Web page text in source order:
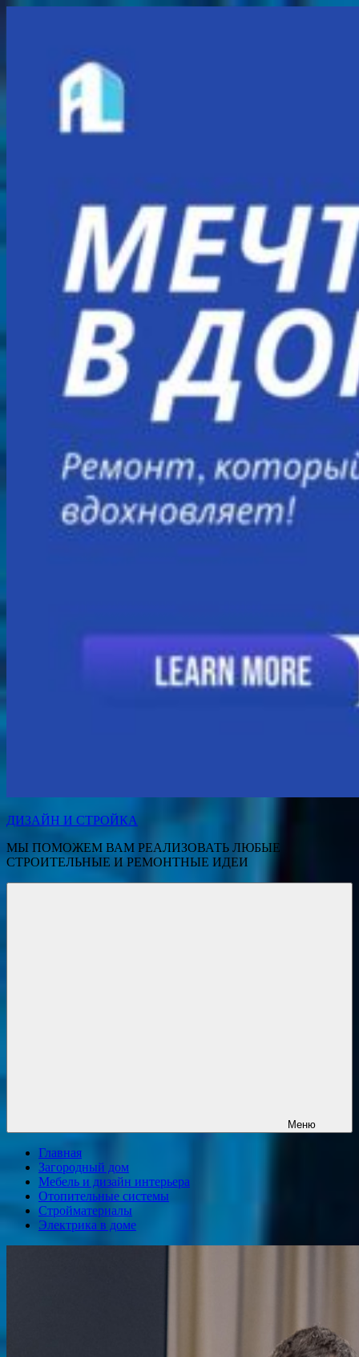
ДИЗАЙН И СТРОЙКА
МЫ ПОМОЖЕМ ВАМ РЕАЛИЗОВАТЬ ЛЮБЫЕ
СТРОИТЕЛЬНЫЕ И РЕМОНТНЫЕ ИДЕИ
Меню
Главная
Загородный дом
Мебель и дизайн интерьера
Отопительные системы
Стройматериалы
Электрика в доме